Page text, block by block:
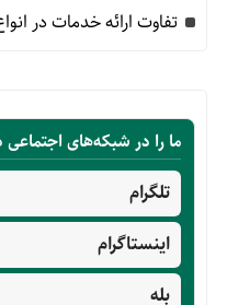
تفاوت ارائه خدمات در
ما را در شبکه‌های اجتماعی
تلگرام
اینستاگرام
بله